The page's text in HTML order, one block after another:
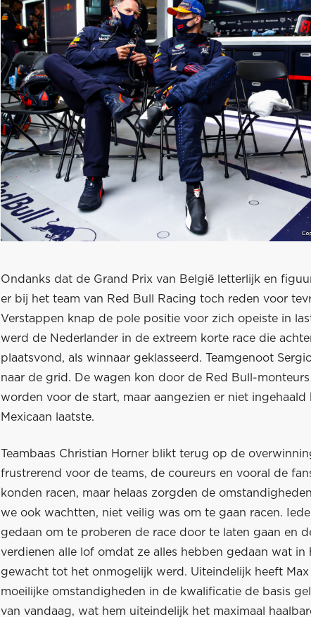
Ondanks dat de Grand Prix van België letterlijk en
er bij het team van Red Bull Racing toch reden voor
Verstappen knap de pole positie voor zich opeiste in
werd de Nederlander in de extreem korte race die
plaatsvond, als winnaar geklasseerd. Teamgenoot
naar de grid. De wagen kon door de Red Bull-
worden voor de start, maar aangezien er niet
Mexicaan laatste.
Teambaas Christian Horner blikt terug op de
frustrerend voor de teams, de coureurs en vooral de
konden racen, maar helaas zorgden de
we ook wachtten, niet veilig was om te gaan racen.
gedaan om te proberen de race door te laten gaan en
verdienen alle lof omdat ze alles hebben gedaan wat in
gewacht tot het onmogelijk werd. Uiteindelijk heeft
moeilijke omstandigheden in de kwalificatie de basis
van vandaag, wat hem uiteindelijk het maximaal